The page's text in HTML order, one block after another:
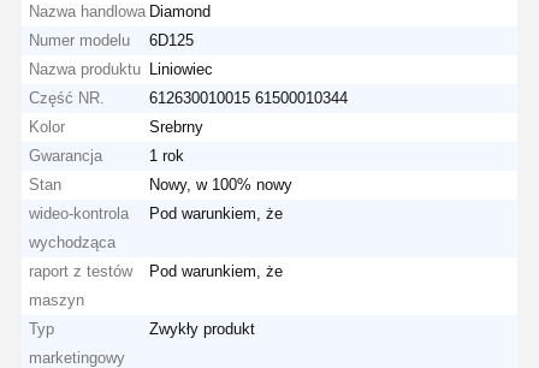
Nazwa handlowa Diamond
Numer modelu
6D125
Nazwa produktu
Liniowiec
Część NR.
612630010015 61500010344
Kolor
Srebrny
Gwarancja
1 rok
Stan
Nowy, w 100% nowy
wideo-kontrola
wychodząca
Pod warunkiem, że
raport z testów
maszyn
Pod warunkiem, że
Typ
marketingowy
Zwykły produkt